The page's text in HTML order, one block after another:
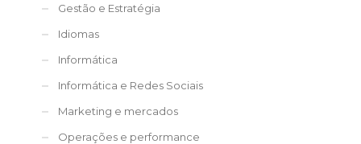
Gestão e Estratégia
Idiomas
Informática
Informática e Redes Sociais
Marketing e mercados
Operações e performance